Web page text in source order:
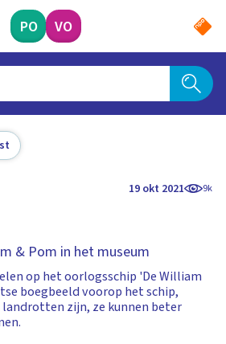
PO VO
19 okt 2021 9k
& Pom in het museum
op het oorlogsschip 'De William
boegbeeld voorop het schip,
zijn, ze kunnen beter